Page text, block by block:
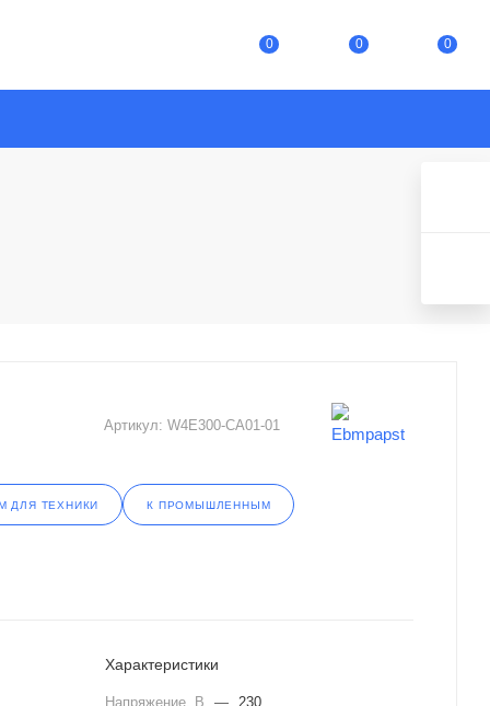
0 0 0
Артикул: W4E300-CA01-01
ДЛЯ ТЕХНИКИ К ПРОМЫШЛЕННЫМ
Характеристики
Напряжение, В — 230